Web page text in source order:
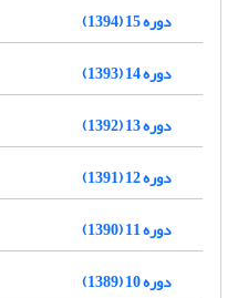
دوره 15 (1394)
دوره 14 (1393)
دوره 13 (1392)
دوره 12 (1391)
دوره 11 (1390)
دوره 10 (1389)